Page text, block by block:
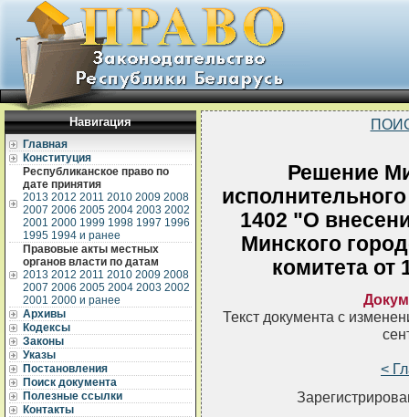
Навигация
Главная
Конституция
Республиканское право по
дате принятия
2013 2012 2011 2010 2009 2008
2007 2006 2005 2004 2003 2002
2001 2000 1999 1998 1997 1996
1995 1994 и ранее
Правовые акты местных
органов власти по датам
2013 2012 2011 2010 2009 2008
2007 2006 2005 2004 2003 2002
2001 2000 и ранее
Архивы
Кодексы
Законы
Указы
Постановления
Поиск документа
Полезные ссылки
Контакты
Решение
1402 "О
Минского
комитета от
Текст документа с
<